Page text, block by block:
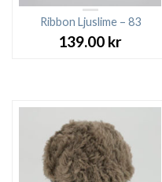
Ribbon Ljuslime – 83
139.00 kr